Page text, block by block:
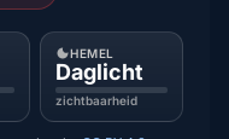
HEMEL
Daglicht
zichtbaarheid